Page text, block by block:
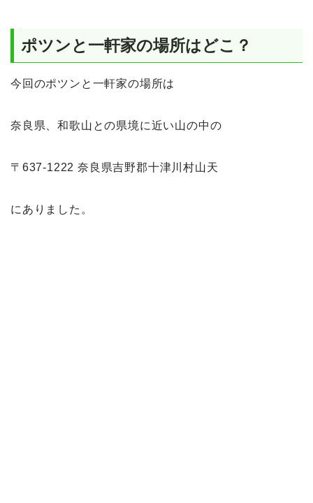
ポツンと一軒家の場所はどこ？
今回のポツンと一軒家の場所は
奈良県、和歌山との県境に近い山の中の
〒637-1222 奈良県吉野郡十津川村山天
にありました。